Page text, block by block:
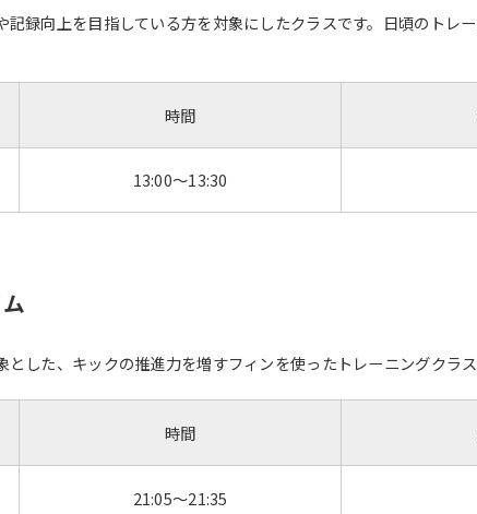
記録向上を目指している方を対象にしたクラスです。日頃のトレ
時間
13:00～13:30
とした、キックの推進力を増すフィンを使ったトレーニングクラス
時間
21:05～21:35